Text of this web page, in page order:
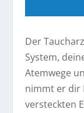
Der
System,
Atemwege
nimmt er dir
versteckten